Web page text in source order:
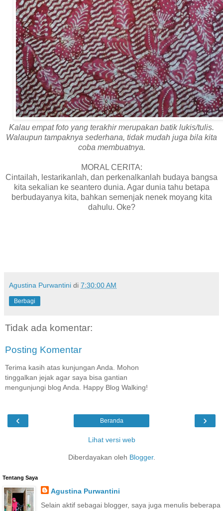
Kalau empat foto yang terakhir merupakan batik lukis/tulis.
Walaupun tampaknya sederhana, tidak mudah juga bila kita
coba membuatnya.
MORAL CERITA:
Cintailah, lestarikanlah, dan perkenalkanlah budaya bangsa
kita sekalian ke seantero dunia. Agar dunia tahu betapa
berbudayanya kita, bahkan semenjak nenek moyang kita
dahulu. Oke?
Agustina Purwantini di 7:30:00 AM
Berbagi
Tidak ada komentar:
Posting Komentar
Terima kasih atas kunjungan Anda. Mohon
tinggalkan jejak agar saya bisa gantian
mengunjungi blog Anda. Happy Blog Walking!
‹ ›
Beranda
Lihat versi web
Diberdayakan oleh Blogger.
Tentang Saya
Agustina Purwantini
Selain aktif sebagai blogger, saya juga menulis beberapa